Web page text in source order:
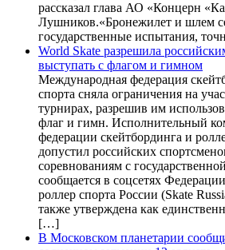
рассказал глава АО «Концерн
Лушников.«Бронежилет и шлем
государственные испытания,
World Skate разрешила
выступать с флагом и гимном
Международная федерация
спорта сняла ограничения на
турнирах, разрешив им
флаг и гимн. Исполнительный
федерации скейтбординга и
допустил российских
соревнованиям с
сообщается в соцсетях
роллер спорта России (Skate
также утверждена как
[…]
В Московском планетарии